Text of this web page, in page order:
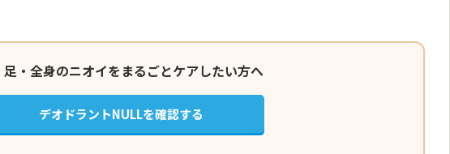
足・全身のニオイをまるごとケアしたい方へ
デオドラントNULLを確認する